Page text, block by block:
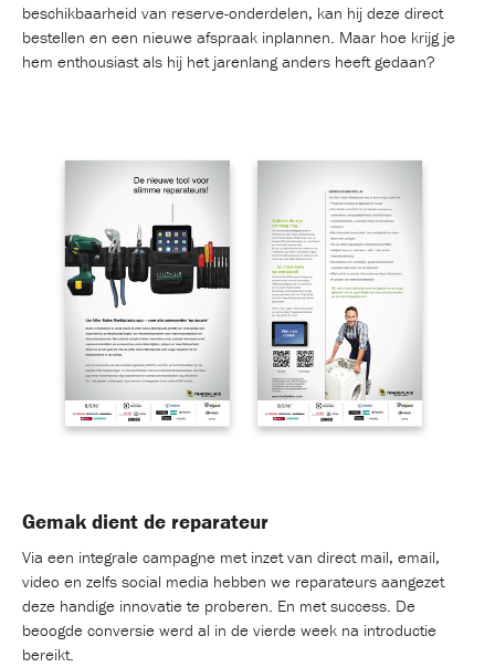
beschikbaarheid van reserve-onderdelen, kan hij deze direct
bestellen en een nieuwe afspraak inplannen. Maar hoe krijg je
hem enthousiast als hij het jarenlang anders heeft gedaan?
Gemak dient de reparateur
Via een integrale campagne met inzet van direct mail, email,
video en zelfs social media hebben we reparateurs aangezet
deze handige innovatie te proberen. En met success. De
beoogde conversie werd al in de vierde week na introductie
bereikt.